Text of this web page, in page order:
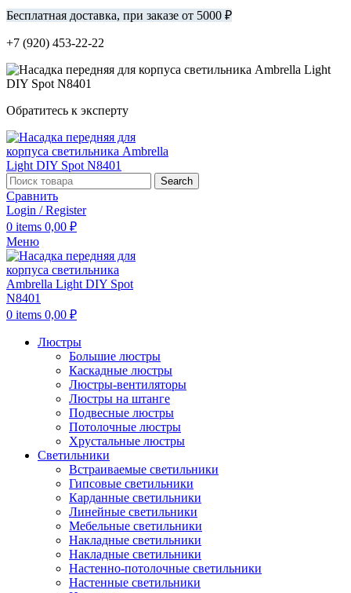
Бесплатная доставка, при заказе от 5000 ₽
+7 (920) 453-22-22
Обратитесь к эксперту
Search
Сравнить
Login / Register
0 items 0,00 ₽
Меню
0 items 0,00 ₽
Люстры
Большие люстры
Каскадные люстры
Люстры-вентиляторы
Люстры на штанге
Подвесные люстры
Потолочные люстры
Хрустальные люстры
Светильники
Встраиваемые светильники
Гипсовые светильники
Карданные светильники
Линейные светильники
Мебельные светильники
Накладные светильники
Накладные светильники
Настенно-потолочные светильники
Настенные светильники